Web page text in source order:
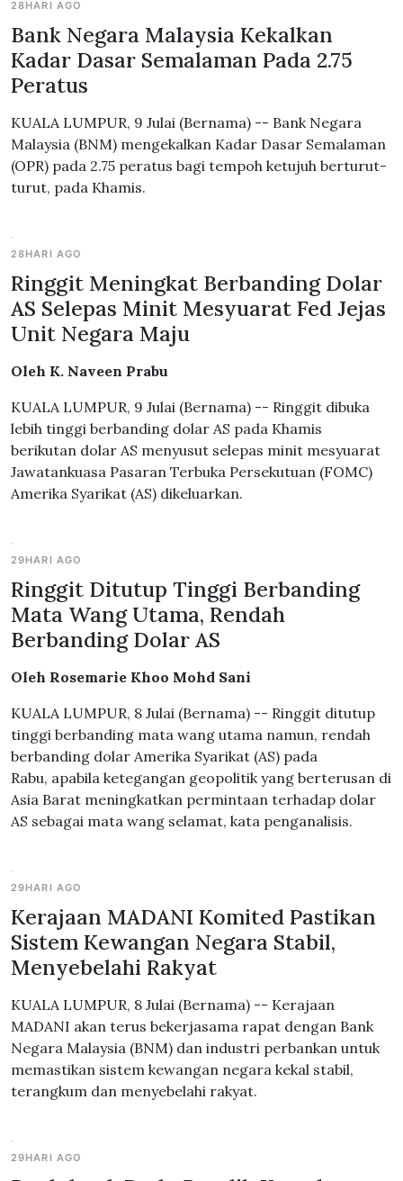
28HARI AGO
Bank Negara Malaysia Kekalkan
Kadar Dasar Semalaman Pada 2.75
Peratus
KUALA LUMPUR, 9 Julai (Bernama) -- Bank Negara
Malaysia (BNM) mengekalkan Kadar Dasar Semalaman
(OPR) pada 2.75 peratus bagi tempoh ketujuh berturut-
turut, pada Khamis.
28HARI AGO
Ringgit Meningkat Berbanding Dolar
AS Selepas Minit Mesyuarat Fed Jejas
Unit Negara Maju
Oleh K. Naveen Prabu
KUALA LUMPUR, 9 Julai (Bernama) -- Ringgit dibuka
lebih tinggi berbanding dolar AS pada Khamis
berikutan dolar AS menyusut selepas minit mesyuarat
Jawatankuasa Pasaran Terbuka Persekutuan (FOMC)
Amerika Syarikat (AS) dikeluarkan.
29HARI AGO
Ringgit Ditutup Tinggi Berbanding
Mata Wang Utama, Rendah
Berbanding Dolar AS
Oleh Rosemarie Khoo Mohd Sani
KUALA LUMPUR, 8 Julai (Bernama) -- Ringgit ditutup
tinggi berbanding mata wang utama namun, rendah
berbanding dolar Amerika Syarikat (AS) pada
Rabu, apabila ketegangan geopolitik yang berterusan di
Asia Barat meningkatkan permintaan terhadap dolar
AS sebagai mata wang selamat, kata penganalisis.
29HARI AGO
Kerajaan MADANI Komited Pastikan
Sistem Kewangan Negara Stabil,
Menyebelahi Rakyat
KUALA LUMPUR, 8 Julai (Bernama) -- Kerajaan
MADANI akan terus bekerjasama rapat dengan Bank
Negara Malaysia (BNM) dan industri perbankan untuk
memastikan sistem kewangan negara kekal stabil,
terangkum dan menyebelahi rakyat.
29HARI AGO